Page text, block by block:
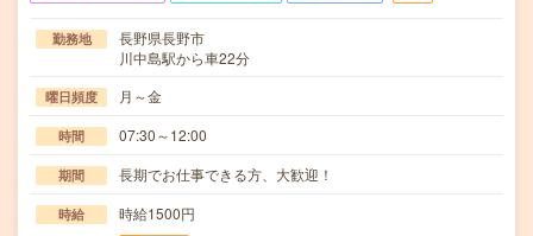
勤務地
長野県長野市
川中島駅から車22分
曜日頻度 月～金
時間 07:30～12:00
期間 長期でお仕事できる方、大歓迎！
時給 時給1500円